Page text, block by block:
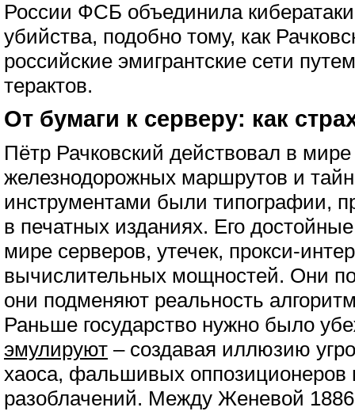
России ФСБ объединила
убийства, подобно тому, как
российские эмигрантские сети
терактов.
От бумаги к серверу: как
Пётр Рачковский действовал в
железнодорожных маршрутов и
инструментами были типографии,
в печатных изданиях. Его
мире серверов, утечек, прокси-
вычислительных мощностей. Они
они подменяют реальность
Раньше государство нужно было
эмулируют – создавая иллюзию
хаоса, фальшивых оппозиционеров
разоблачений. Между Женевой 1886